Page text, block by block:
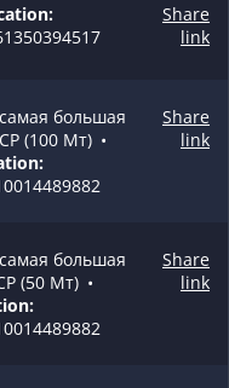
Share
link
большая
(100 Мт) •
Share
link
большая
(50 Мт) •
Share
link